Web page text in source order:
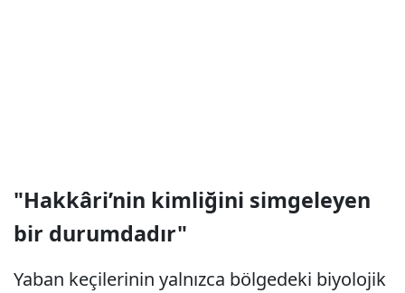
"Hakkâri’nin kimliğini simgeleyen
bir durumdadır"
Yaban keçilerinin yalnızca bölgedeki biyolojik